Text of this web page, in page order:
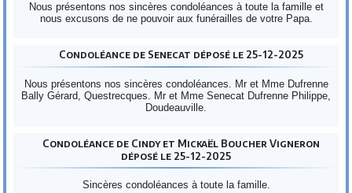
Nous présentons nos sincères condoléances à toute la famille et
nous excusons de ne pouvoir aux funérailles de votre Papa.
Condoléance de Senecat déposé le 25-12-2025
Nous présentons nos sincères condoléances. Mr et Mme Dufrenne
Bally Gérard, Questrecques. Mr et Mme Senecat Dufrenne Philippe,
Doudeauville.
Condoléance de Cindy et Mickaël Boucher Vigneron
déposé le 25-12-2025
Sincères condoléances à toute la famille.